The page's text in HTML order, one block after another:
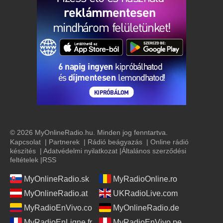
© 2026 MyOnlineRadio.hu. Minden jog fenntartva.
Kapcsolat | Partnerek | Rádió beágyazás | Online rádió
készítés | Adatvédelmi nyilatkozat |Általános szerződési
feltételek |RSS
MyOnlineRadio.sk
MyRadioOnline.ro
MyOnlineRadio.at
UKRadioLive.com
MyRadioEnVivo.co
MyOnlineRadio.de